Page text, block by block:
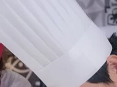
Bánh
Tế